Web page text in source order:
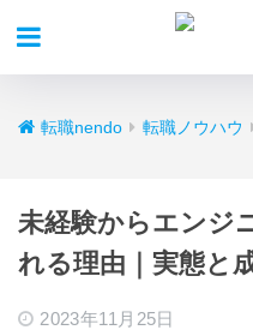
転職nendo 転職ノウハウ
未経験からエンジ
れる理由｜実態と
2023年11月25日